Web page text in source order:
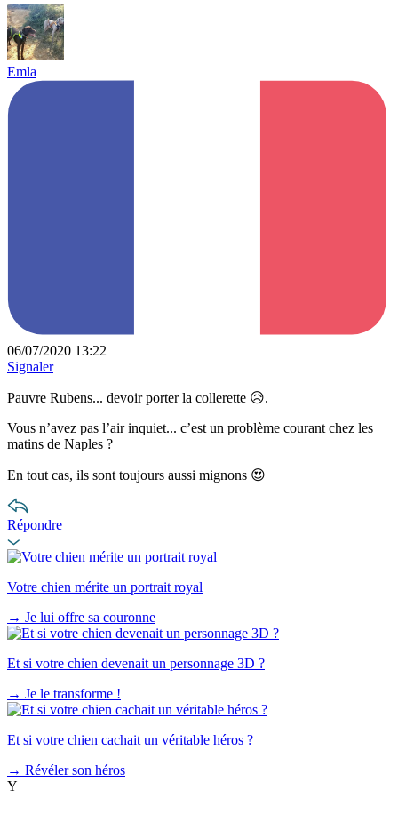
Emla
06/07/2020 13:22
Signaler
Pauvre Rubens... devoir porter la collerette 😥.
Vous n’avez pas l’air inquiet... c’est un problème courant chez les
matins de Naples ?
En tout cas, ils sont toujours aussi mignons 😍
Répondre
Votre chien mérite un portrait royal
→ Je lui offre sa couronne
Et si votre chien devenait un personnage 3D ?
→ Je le transforme !
Et si votre chien cachait un véritable héros ?
→ Révéler son héros
Y